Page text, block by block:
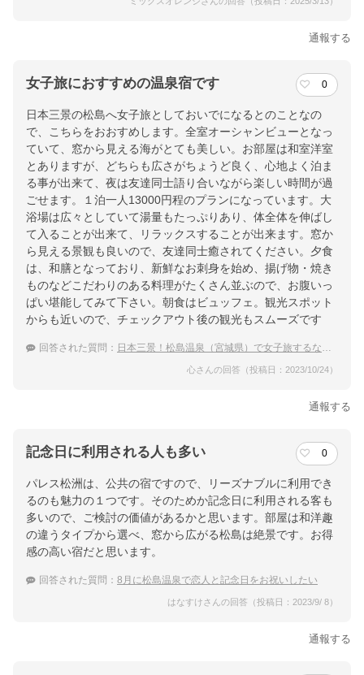
通報する
女子旅におすすめの温泉宿です 0
日本三景の松島へ女子旅としておいでになるとのことなの
で、こちらをおおすめします。全室オーシャンビューとなっ
ていて、窓から見える海がとても美しい。お部屋は和室洋室
とありますが、どちらも広さがちょうど良く、心地よく泊ま
る事が出来て、夜は友達同士語り合いながら楽しい時間が過
ごせます。１泊一人13000円程のプランになっています。大
浴場は広々としていて湯量もたっぷりあり、体全体を伸ばし
て入ることが出来て、リラックスすることが出来ます。窓か
ら見える景観も良いので、友達同士癒されてください。夕食
は、和膳となっており、新鮮なお刺身を始め、揚げ物・焼き
ものなどこだわりのある料理がたくさん並ぶので、お腹いっ
ぱい堪能してみて下さい。朝食はビュッフェ。観光スポット
からも近いので、チェックアウト後の観光もスムーズです
回答された質問： 日本三景！松島温泉（宮城県）で女子旅するならどの温泉宿がおすすめ？
心さんの回答（投稿日：2023/10/24）
通報する
記念日に利用される人も多い 0
パレス松洲は、公共の宿ですので、リーズナブルに利用でき
るのも魅力の１つです。そのためか記念日に利用される客も
多いので、ご検討の価値があるかと思います。部屋は和洋趣
の違うタイプから選べ、窓から広がる松島は絶景です。お得
感の高い宿だと思います。
回答された質問： 8月に松島温泉で恋人と記念日をお祝いしたい
はなすけさんの回答（投稿日：2023/9/ 8）
通報する